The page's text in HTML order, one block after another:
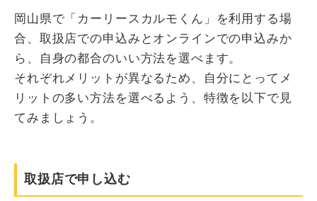
岡山県で「カーリースカルモくん」を利用する場
合、取扱店での申込みとオンラインでの申込みか
ら、自身の都合のいい方法を選べます。
それぞれメリットが異なるため、自分にとってメ
リットの多い方法を選べるよう、特徴を以下で見
てみましょう。
取扱店で申し込む